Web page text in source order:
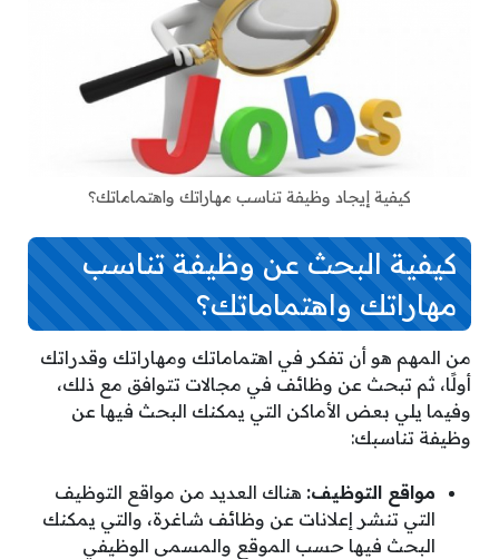
كيفية إيجاد وظيفة تناسب مهاراتك واهتماماتك؟
كيفية البحث عن وظيفة تناسب
مهاراتك واهتماماتك؟
من المهم هو أن تفكر في اهتماماتك ومهاراتك وقدراتك
أولًا، ثم تبحث عن وظائف في مجالات تتوافق مع ذلك،
وفيما يلي بعض الأماكن التي يمكنك البحث فيها عن
وظيفة تناسبك:
مواقع التوظيف: هناك العديد من مواقع التوظيف
التي تنشر إعلانات عن وظائف شاغرة، والتي يمكنك
البحث فيها حسب الموقع والمسمى الوظيفي